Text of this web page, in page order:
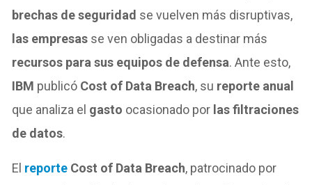
brechas de seguridad se vuelven más disruptivas,
las empresas se ven obligadas a destinar más
recursos para sus equipos de defensa. Ante esto,
IBM publicó Cost of Data Breach, su reporte anual
que analiza el gasto ocasionado por las filtraciones
de datos.
El reporte Cost of Data Breach, patrocinado por